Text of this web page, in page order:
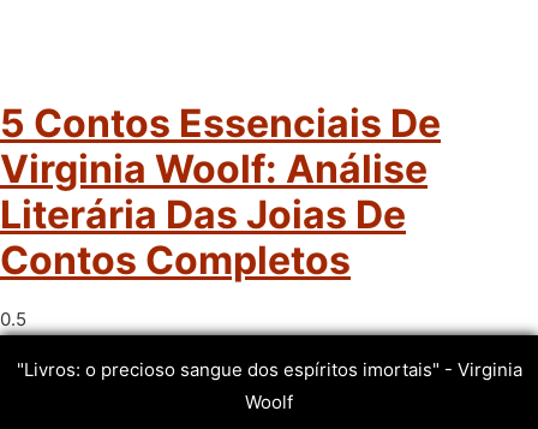
5 Contos Essenciais De
Virginia Woolf: Análise
Literária Das Joias De
Contos Completos
"Livros: o precioso sangue dos espíritos imortais" - Virginia
Woolf